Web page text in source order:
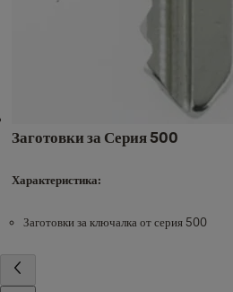
Заготовки за Серия 500
Характеристика:
Заготовки за ключалка от серия 500